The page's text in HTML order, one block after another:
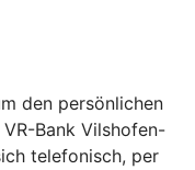
den persönlichen
Bank Vilshofen-
telefonisch, per